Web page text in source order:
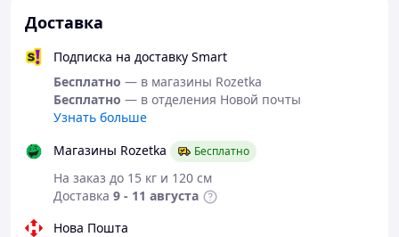
Доставка
Подписка на доставку Smart
Бесплатно — в магазины Rozetka
Бесплатно — в отделения Новой почты
Узнать больше
Магазины Rozetka
Бесплатно
На заказ до 15 кг и 120 см
Доставка 9 - 11 августа
Нова Пошта